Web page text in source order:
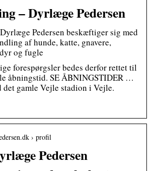
– Dyrlæge Pedersen
Pedersen beskæftiger sig med
af hunde, katte, gnavere,
og fugle
forespørgsler bedes derfor rettet til
åbningstid. SE ÅBNINGSTIDER …
det gamle Vejle stadion i Vejle.
› profil
Pedersen